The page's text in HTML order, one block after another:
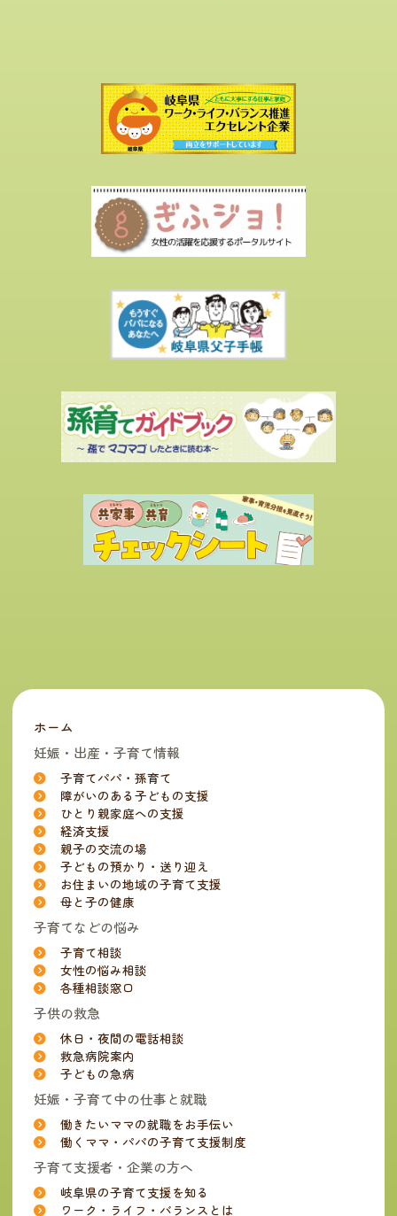
ホーム
妊娠・出産・子育て情報
子育てパパ・孫育て
障がいのある子どもの支援
ひとり親家庭への支援
経済支援
親子の交流の場
子どもの預かり・送り迎え
お住まいの地域の子育て支援
母と子の健康
子育てなどの悩み
子育て相談
女性の悩み相談
各種相談窓口
子供の救急
休日・夜間の電話相談
救急病院案内
子どもの急病
妊娠・子育て中の仕事と就職
働きたいママの就職をお手伝い
働くママ・パパの子育て支援制度
子育て支援者・企業の方へ
岐阜県の子育て支援を知る
ワーク・ライフ・バランスとは